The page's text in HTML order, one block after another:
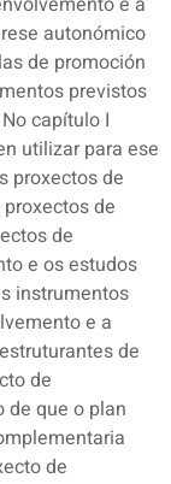
autonómico
de promoción
previstos
capítulo I
utilizar para ese
proxectos de
de
de
e os estudos
instrumentos
e a
de
de
de que o plan
de